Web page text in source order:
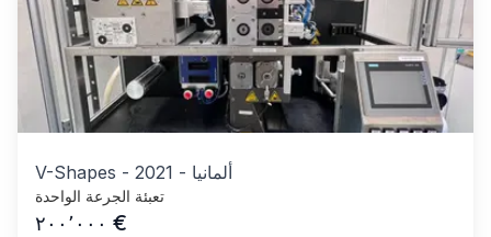
V-Shapes - 2021 - ألمانيا
تعبئة الجرعة الواحدة
٢٠٠٬٠٠٠ €